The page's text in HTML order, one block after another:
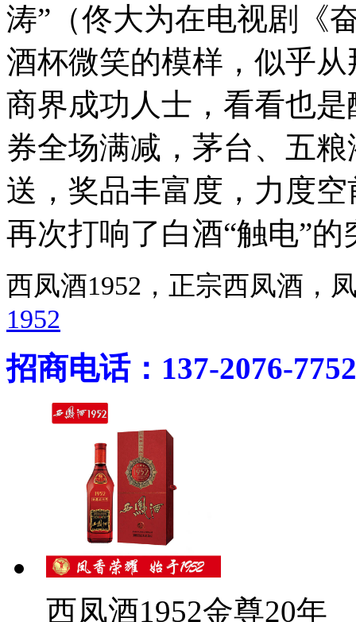
涛”（佟大为在电视剧《
酒杯微笑的模样，似乎
商界成功人士，看看也
券全场满减，茅台、五
送，奖品丰富度，力度
再次打响了白酒“触电”的
西凤酒1952，正宗西凤酒
1952
招商电话：137-2076-7752
西凤酒1952金尊20年